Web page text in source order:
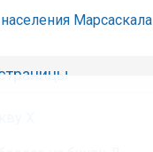
Марсаскала